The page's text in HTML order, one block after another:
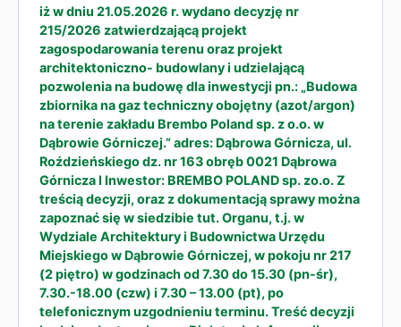
iż w dniu 21.05.2026 r. wydano decyzję nr
215/2026 zatwierdzającą projekt
zagospodarowania terenu oraz projekt
architektoniczno- budowlany i udzielającą
pozwolenia na budowę dla inwestycji pn.: „Budowa
zbiornika na gaz techniczny obojętny (azot/argon)
na terenie zakładu Brembo Poland sp. z o.o. w
Dąbrowie Górniczej.” adres: Dąbrowa Górnicza, ul.
Roździeńskiego dz. nr 163 obręb 0021 Dąbrowa
Górnicza I Inwestor: BREMBO POLAND sp. zo.o. Z
treścią decyzji, oraz z dokumentacją sprawy można
zapoznać się w siedzibie tut. Organu, t.j. w
Wydziale Architektury i Budownictwa Urzędu
Miejskiego w Dąbrowie Górniczej, w pokoju nr 217
(2 piętro) w godzinach od 7.30 do 15.30 (pn-śr),
7.30.-18.00 (czw) i 7.30 – 13.00 (pt), po
telefonicznym uzgodnieniu terminu. Treść decyzji